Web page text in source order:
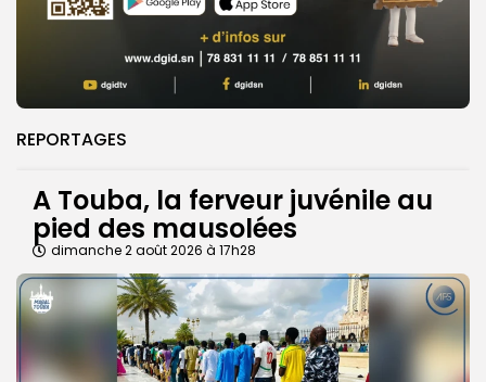
REPORTAGES
A Touba, la ferveur juvénile au
pied des mausolées
dimanche 2 août 2026 à 17h28